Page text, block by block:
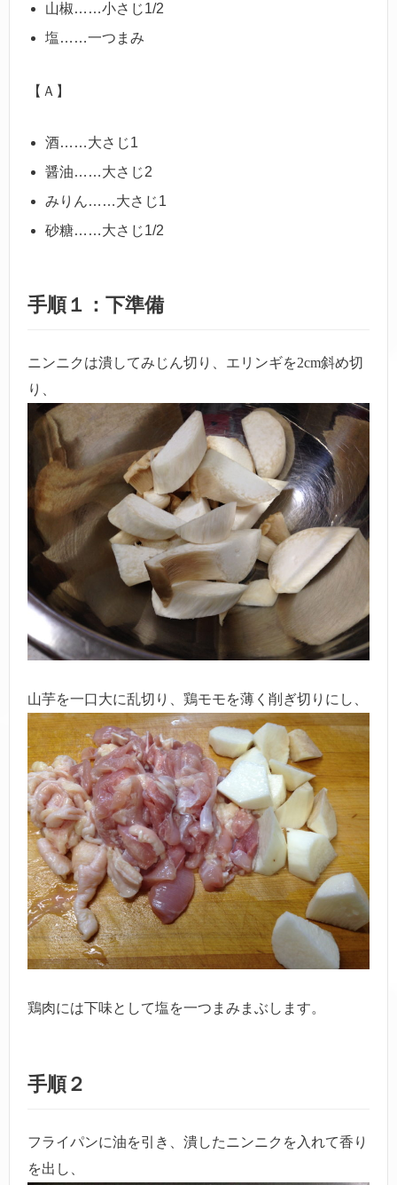
山椒……小さじ1/2
塩……一つまみ
【Ａ】
酒……大さじ1
醤油……大さじ2
みりん……大さじ1
砂糖……大さじ1/2
手順１：下準備
ニンニクは潰してみじん切り、エリンギを2cm斜め切
り、
山芋を一口大に乱切り、鶏モモを薄く削ぎ切りにし、
鶏肉には下味として塩を一つまみまぶします。
手順２
フライパンに油を引き、潰したニンニクを入れて香り
を出し、